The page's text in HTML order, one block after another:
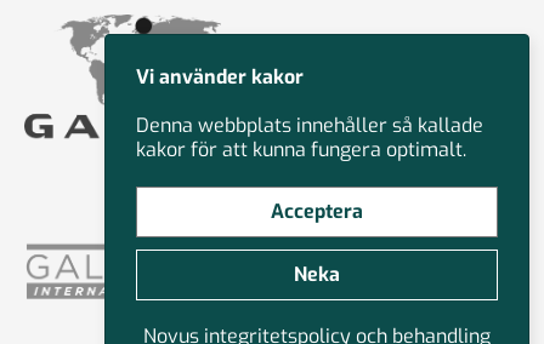
Vi använder kakor
Denna webbplats innehåller så kallade
kakor för att kunna fungera optimalt.
Acceptera
Neka
Novus integritetspolicy och behandling